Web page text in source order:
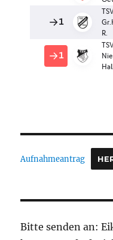
Aufnahmeantrag
Bitte senden an: